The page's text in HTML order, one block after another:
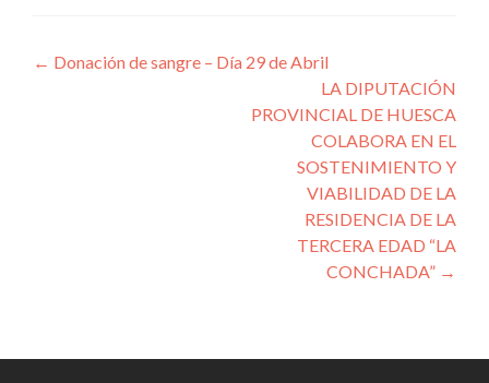
Navegación
← Donación de sangre – Día 29 de Abril
LA DIPUTACIÓN
PROVINCIAL DE HUESCA
COLABORA EN EL
SOSTENIMIENTO Y
VIABILIDAD DE LA
RESIDENCIA DE LA
TERCERA EDAD “LA
CONCHADA” →